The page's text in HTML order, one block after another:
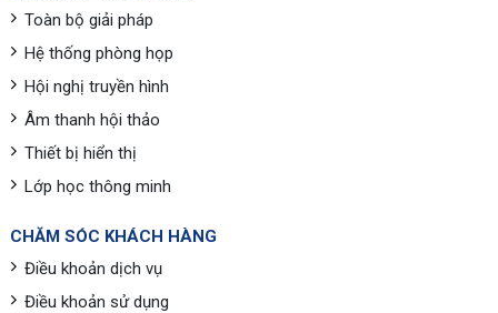
Toàn bộ giải pháp
Hệ thống phòng họp
Hội nghị truyền hình
Âm thanh hội thảo
Thiết bị hiển thị
Lớp học thông minh
CHĂM SÓC KHÁCH HÀNG
Điều khoản dịch vụ
Điều khoản sử dụng